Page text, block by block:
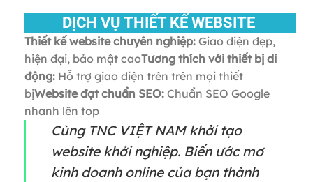
DỊCH VỤ THIẾT KẾ WEBSITE
Thiết kế website chuyên nghiệp: Giao diện đẹp,
hiện đại, bảo mật caoTương thích với thiết bị di
động: Hỗ trợ giao diện trên trên mọi thiết
bịWebsite đạt chuẩn SEO: Chuẩn SEO Google
nhanh lên top
Cùng TNC VIỆT NAM khởi tạo
website khởi nghiệp. Biến ước mơ
kinh doanh online của bạn thành